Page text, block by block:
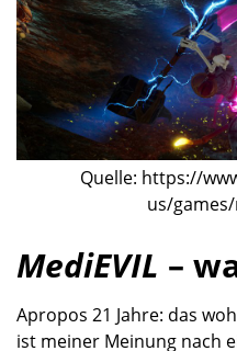
MediEVIL–
Apropos 21 Jahre: das
ist meiner Meinung nach
Jahrhundert in
darstellen sollte –
Speichern. Beide
vergeblich: Stirbt Sir Dan
müssen. Jetzt werden
vermutlich nur müde
Reminiszenz an die alten
dar.